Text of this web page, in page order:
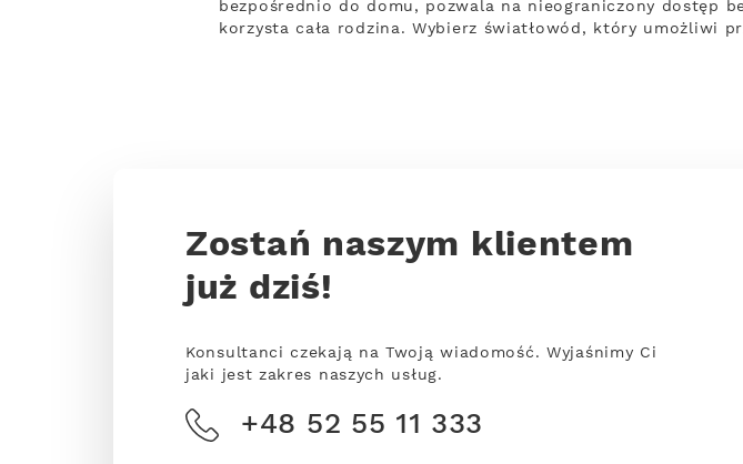
bezpośrednio do domu, pozwala na nieograniczony dostęp
korzysta cała rodzina. Wybierz światłowód, który umożliwi
Zostań naszym klientem
już dziś!
Konsultanci czekają na Twoją wiadomość. Wyjaśnimy Ci
jaki jest zakres naszych usług.
+48 52 55 11 333